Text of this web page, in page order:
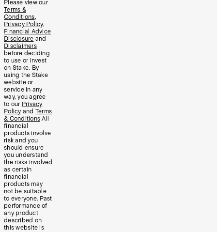
Please view our
Terms &
Conditions,
Privacy Policy,
Financial Advice
Disclosure and
Disclaimers
before deciding
to use or invest
on Stake. By
using the Stake
website or
service in any
way, you agree
to our Privacy
Policy and Terms
& Conditions All
financial
products involve
risk and you
should ensure
you understand
the risks involved
as certain
financial
products may
not be suitable
to everyone. Past
performance of
any product
described on
this website is